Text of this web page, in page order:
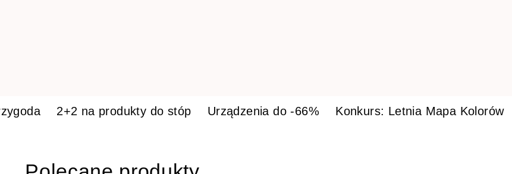
2+2 na produkty do stóp Urządzenia do -66% Konkurs: Letnia Mapa Kolorów